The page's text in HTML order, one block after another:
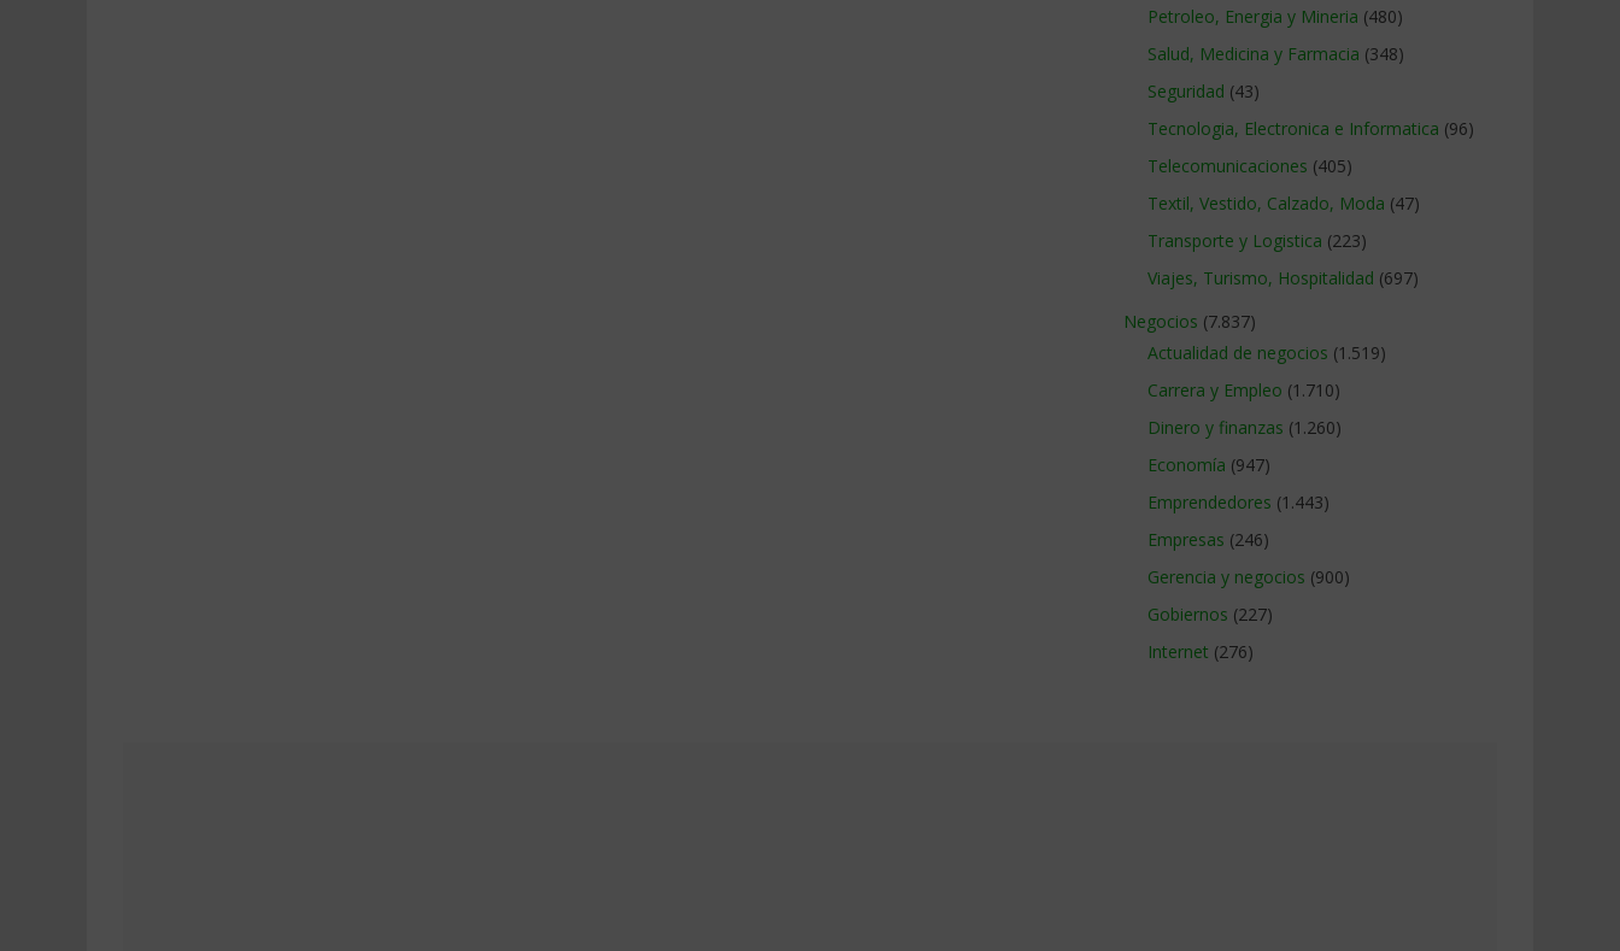
Petroleo, Energia y Mineria (480)
Salud, Medicina y Farmacia (348)
Seguridad (43)
Tecnologia, Electronica e Informatica (96)
Telecomunicaciones (405)
Textil, Vestido, Calzado, Moda (47)
Transporte y Logistica (223)
Viajes, Turismo, Hospitalidad (697)
Negocios (7.837)
Actualidad de negocios (1.519)
Carrera y Empleo (1.710)
Dinero y finanzas (1.260)
Economía (947)
Emprendedores (1.443)
Empresas (246)
Gerencia y negocios (900)
Gobiernos (227)
Internet (276)